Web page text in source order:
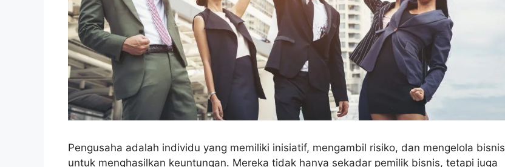
Pengusaha adalah individu yang memiliki inisiatif, mengambil risiko, dan mengelola bisnis
untuk menghasilkan keuntungan. Mereka tidak hanya sekadar pemilik bisnis, tetapi juga